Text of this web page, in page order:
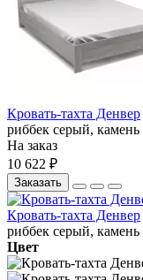
Кровать-тахта Денвер
риббек серый,
На заказ
10 622 ₽
Заказать
Кровать-тахта Денвер
риббек серый,
Цвет